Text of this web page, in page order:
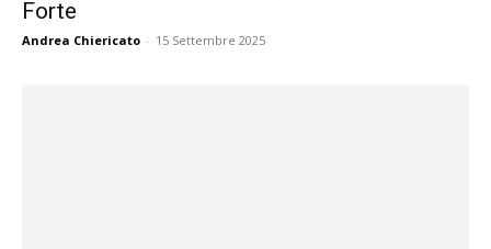
Forte
Andrea Chiericato - 15 Settembre 2025